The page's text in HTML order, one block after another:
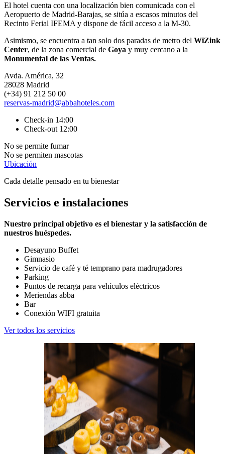
El hotel cuenta con una localización bien comunicada con el
Aeropuerto de Madrid-Barajas, se sitúa a escasos minutos del
Recinto Ferial IFEMA y dispone de fácil acceso a la M-30.
Asimismo, se encuentra a tan solo dos paradas de metro del WiZink
Center, de la zona comercial de Goya y muy cercano a la
Monumental de las Ventas.
Avda. América, 32
28028 Madrid
(+34) 91 212 50 00
reservas-madrid@abbahoteles.com
Check-in 14:00
Check-out 12:00
No se permite fumar
No se permiten mascotas
Ubicación
Cada detalle pensado en tu bienestar
Servicios e instalaciones
Nuestro principal objetivo es el bienestar y la satisfacción de
nuestros huéspedes.
Desayuno Buffet
Gimnasio
Servicio de café y té temprano para madrugadores
Parking
Puntos de recarga para vehículos eléctricos
Meriendas abba
Bar
Conexión WIFI gratuita
Ver todos los servicios